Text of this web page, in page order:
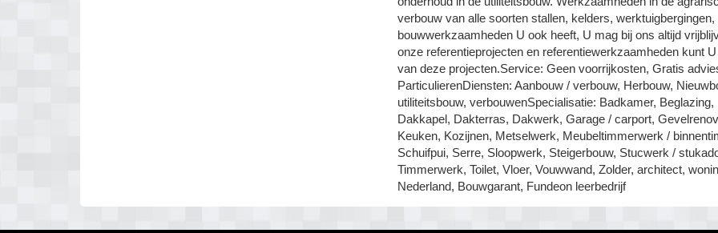
verbouw van alle soorten stallen, kelders,
bouwwerkzaamheden U ook heeft, U mag bij ons altijd
onze referentieprojecten en referentiewerkzaamheden kunt
van deze projecten.Service: Geen voorrijkosten, Gratis
ParticulierenDiensten: Aanbouw / verbouw, Herbouw,
utiliteitsbouw, verbouwenSpecialisatie: Badkamer,
Dakkapel, Dakterras, Dakwerk, Garage / carport,
Keuken, Kozijnen, Metselwerk, Meubeltimmerwerk /
Schuifpui, Serre, Sloopwerk, Steigerbouw, Stucwerk /
Timmerwerk, Toilet, Vloer, Vouwwand, Zolder, architect,
Nederland, Bouwgarant, Fundeon leerbedrijf